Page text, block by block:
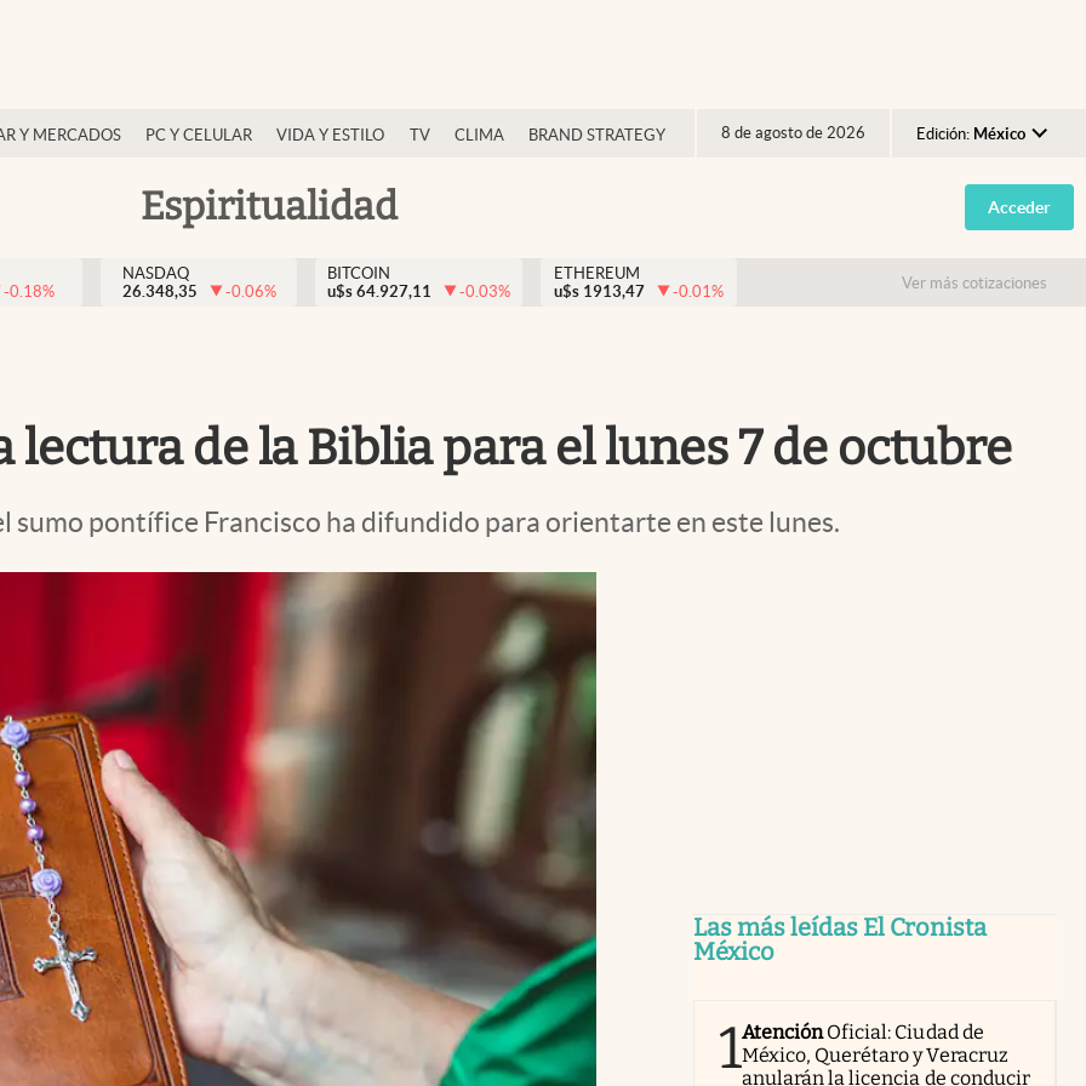
Y MERCADOS PC Y CELULAR VIDA Y ESTILO TV CLIMA BRAND STRATEGY 8 de agosto de 2026 Edición: México
Argentina
España
USA
Espiritualidad Acceder
-0.18%
NASDAQ
26.348,35
-0.06%
BITCOIN
u$s 64.927,11 -0.03%
ETHEREUM
u$s 1913,47 -0.01% Ver más cotizaciones
lectura de la Biblia para el lunes 7 de octubre
sumo pontífice Francisco ha difundido para orientarte en este lunes.
Las más leídas El Cronista
México
1AtenciónOficial: Ciudad de
México, Querétaro y Veracruz
anularán la licencia de conducir